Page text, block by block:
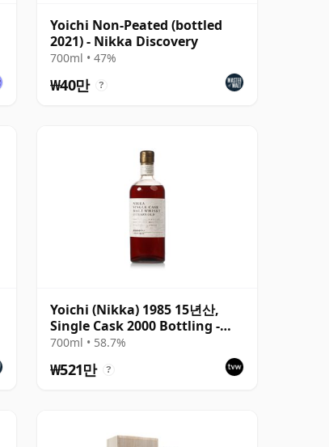
Yoichi Non-Peated (bottled
2021) - Nikka Discovery
700ml • 47%
₩40만 ?
Yoichi (Nikka) 1985 15년산,
Single Cask 2000 Bottling -
Cask 111220
700ml • 58.7%
₩521만 ?